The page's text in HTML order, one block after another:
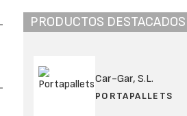
PRODUCTOS DESTACADOS
Car-Gar, S.L.
PORTAPALLETS